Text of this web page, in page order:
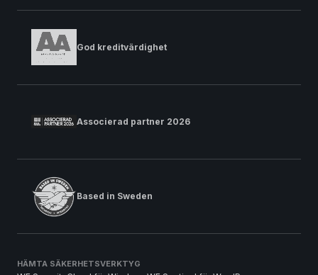
God kreditvärdighet
Associerad partner 2026
Based in Sweden
HÄMTA SÄKERHETSVERKTYG